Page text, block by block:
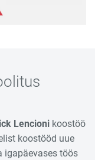
Lencioni koostöö
koostööd uue
igapäevases töös